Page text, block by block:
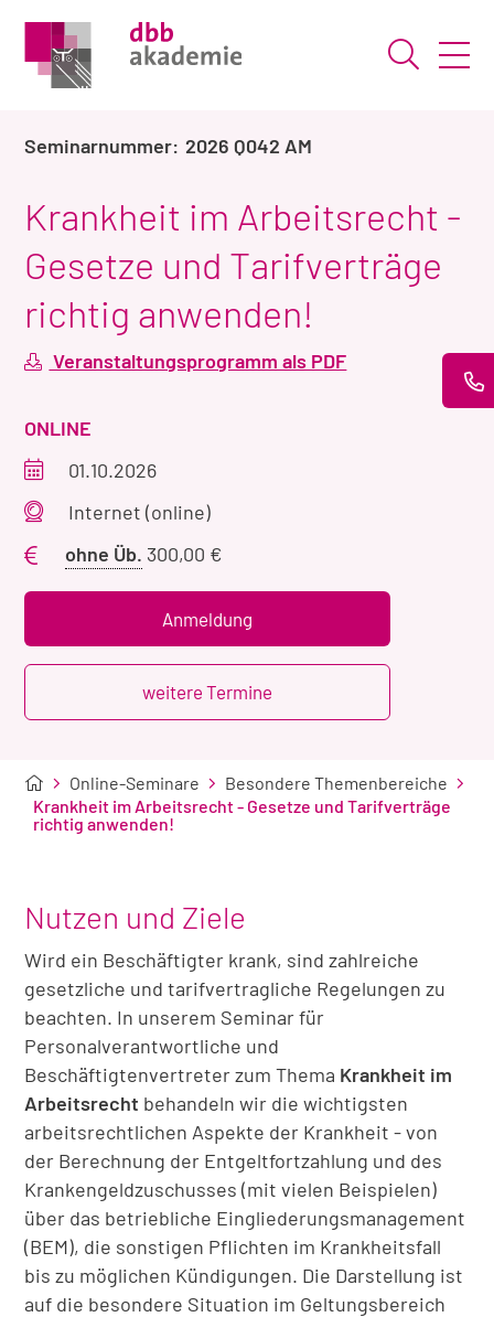
Suche
2026 Q042 AM
Krankheit im Arbeitsrecht -
Gesetze und Tarifverträge
richtig anwenden!
Veranstaltungsprogramm als PDF
VERANSTALTUNGSART
ONLINE
Veranstaltungszeitraum
01.10.2026
Veranstaltungsort
Internet (online)
ohne Üb. Preis
Übernachtung
300,00 €
Anmeldung
weitere Termine
Online-Seminare
Besondere Themenbereiche
Krankheit im Arbeitsrecht - Gesetze und Tarifverträge
richtig anwenden!
Nutzen und Ziele
Wird ein Beschäftigter krank, sind zahlreiche
gesetzliche und tarifvertragliche Regelungen zu
beachten. In unserem Seminar für
Personalverantwortliche und
Beschäftigtenvertreter zum Thema Krankheit im
Arbeitsrecht behandeln wir die wichtigsten
arbeitsrechtlichen Aspekte der Krankheit - von
der Berechnung der Entgeltfortzahlung und des
Krankengeldzuschusses (mit vielen Beispielen)
über das betriebliche Eingliederungsmanagement
(BEM), die sonstigen Pflichten im Krankheitsfall
bis zu möglichen Kündigungen. Die Darstellung ist
auf die besondere Situation im Geltungsbereich